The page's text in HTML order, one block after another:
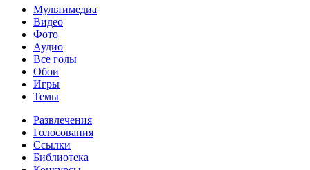
Мультимедиа
Видео
Фото
Аудио
Все голы
Обои
Игры
Темы
Развлечения
Голосования
Ссылки
Библиотека